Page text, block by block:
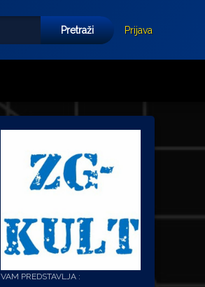
Prijava
VAM PREDSTAVLJA :